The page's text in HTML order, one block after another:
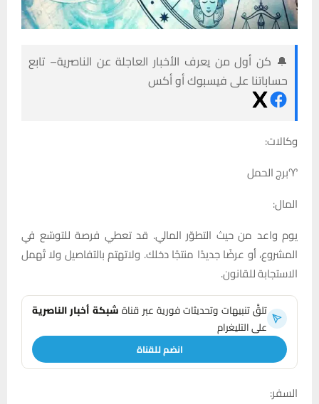
🔔 كن أول من يعرف الأخبار العاجلة عن الناصرية– تابع
حساباتنا على فيسبوك أو أكس
وكالات:
♈برج الحمل
المال:
يوم واعد من حيث التطوّر المالي. قد تعطي فرصة للتوسّع في
المشروع، أو عرضًا جديدًا منتجًا دخلك. ولاتهتم بالتفاصيل ولا تُهمل
الاستجابة للقانون.
تلقَّ تنبيهات وتحديثات فورية عبر قناةشبكة أخبار الناصرية
على التليغرام
انضم للقناة
السفر: